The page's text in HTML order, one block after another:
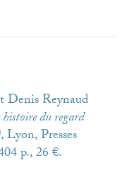
Denis Reynaud
du regard
, Lyon, Presses
p., 26 €.